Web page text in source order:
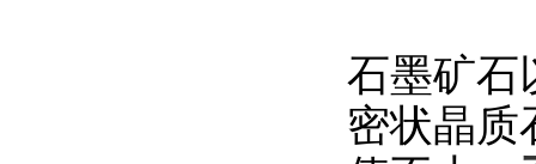
石墨矿石
密状晶质